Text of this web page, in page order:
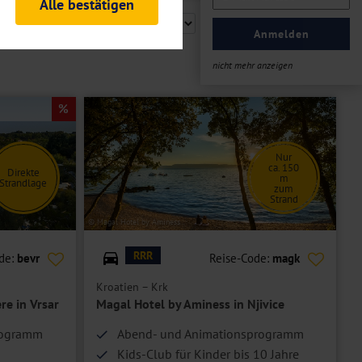
Anmelden
nicht mehr anzeigen
Direkte
Strandlage
bevr
in Vrsar
© Magal Hotel by Aminess
Nur
ca. 150
m
zum
Strand
RRR Reise-Code: magk
Kroatien – Krk
Magal Hotel by Aminess in Njivice
Abend- und Animationsprogramm
Kids-Club für Kinder bis 10 Jahre
Auftritts ermitteln und
es zu einer Drittlands
Daten finden Sie in unseren
Alle bestätigen